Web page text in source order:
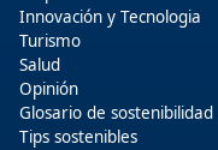
Innovación y Tecnologia
Turismo
Salud
Opinión
Glosario de sostenibilidad
Tips sostenibles